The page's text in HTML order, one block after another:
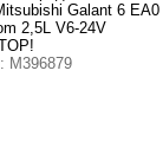
: M396879